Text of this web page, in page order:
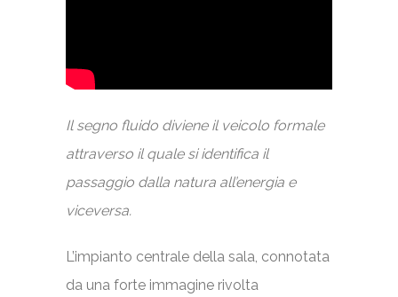
Il segno fluido diviene il veicolo formale
attraverso il quale si identifica il
passaggio dalla natura all’energia e
viceversa.
L’impianto centrale della sala, connotata
da una forte immagine rivolta